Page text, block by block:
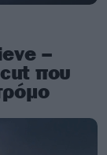
–
που